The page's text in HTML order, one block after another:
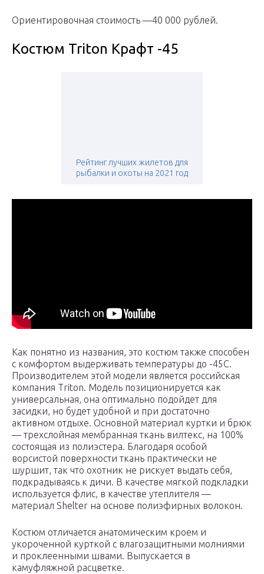
Ориентировочная стоимость —40 000 рублей.
Костюм Triton Крафт -45
Рейтинг лучших жилетов для
рыбалки и охоты на 2021 год
Как понятно из названия, это костюм также способен
с комфортом выдерживать температуры до -45C.
Производителем этой модели является российская
компания Triton. Модель позиционируется как
универсальная, она оптимально подойдет для
засидки, но будет удобной и при достаточно
активном отдыхе. Основной материал куртки и брюк
— трехслойная мембранная ткань вилтекс, на 100%
состоящая из полиэстера. Благодаря особой
ворсистой поверхности ткань практически не
шуршит, так что охотник не рискует выдать себя,
подкрадываясь к дичи. В качестве мягкой подкладки
используется флис, в качестве утеплителя —
материал Shelter на основе полиэфирных волокон.
Костюм отличается анатомическим кроем и
укороченной курткой с влагозащитными молниями
и проклеенными швами. Выпускается в
камуфляжной расцветке.